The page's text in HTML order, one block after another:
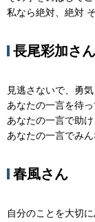
私なら絶対、絶対
長尾彩加さん
見逃さないで、勇気
あなたの一言を待っ
あなたの一言で助け
あなたの一言でみん
春風さん
自分のことを大切